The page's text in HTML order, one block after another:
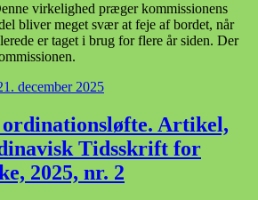
virkelighed præger kommissionens
bliver meget svær at feje af bordet, når
er taget i brug for flere år siden. Der
december 2025
Artikel,
Tidsskrift for
2025, nr. 2